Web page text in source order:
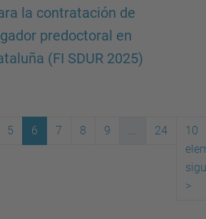
la contratación de
predoctoral en
(FI SDUR 2025)
5 6 7 8 9 ... 24
10
>